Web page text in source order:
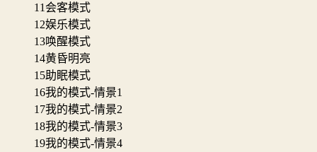
11 会客模式
12娱乐模式
13唤醒模式
14黄昏明亮
15助眠模式
16我的模式-情景1
17我的模式-情景2
18我的模式-情景3
19我的模式-情景4